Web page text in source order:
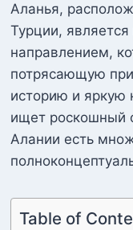
Аланья,
Турции,
направлением,
потрясающую
историю и яркую
ищет роскошный
Алании есть
Table of